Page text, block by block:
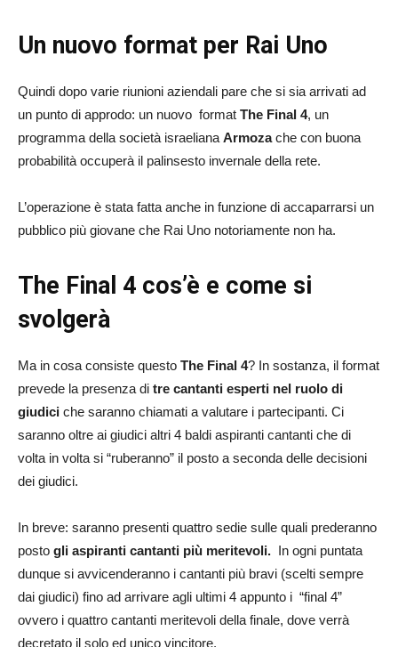
Un nuovo format per Rai Uno
Quindi dopo varie riunioni aziendali pare che si sia arrivati ad
un punto di approdo: un nuovo format The Final 4, un
programma della società israeliana Armozache con buona
probabilità occuperà il palinsesto invernale della rete.
L’operazione è stata fatta anche in funzione di accaparrarsi un
pubblico più giovane che Rai Uno notoriamente non ha.
The Final 4 cos’è e come si
svolgerà
Ma in cosa consiste questo The Final 4? In sostanza, il format
prevede la presenza di tre cantanti esperti nel ruolo di
giudici che saranno chiamati a valutare i partecipanti. Ci
saranno oltre ai giudici altri 4 baldi aspiranti cantanti che di
volta in volta si “ruberanno” il posto a seconda delle decisioni
dei giudici.
In breve: saranno presenti quattro sedie sulle quali prederanno
posto gli aspiranti cantanti più meritevoli. In ogni puntata
dunque si avvicenderanno i cantanti più bravi (scelti sempre
dai giudici) fino ad arrivare agli ultimi 4 appunto i “final 4”
ovvero i quattro cantanti meritevoli della finale, dove verrà
decretato il solo ed unico vincitore.